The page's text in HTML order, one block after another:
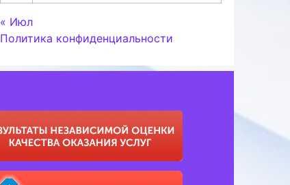
« Июл
Политика конфиденциальности